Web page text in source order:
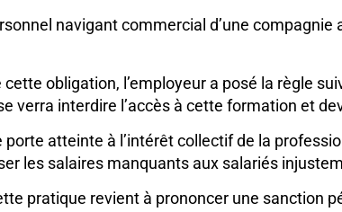
navigant commercial d’une
cette obligation, l’employeur a posé la règle
verra interdire l’accès à cette formation et
atteinte à l’intérêt collectif de la
les salaires manquants aux salariés
pratique revient à prononcer une sanction